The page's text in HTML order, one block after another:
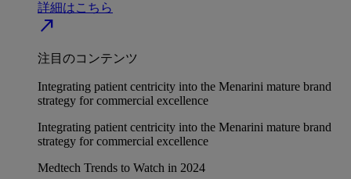
詳細はこちら
north_east
注目のコンテンツ
Integrating patient centricity into the Menarini mature brand
strategy for commercial excellence
Integrating patient centricity into the Menarini mature brand
strategy for commercial excellence
Medtech Trends to Watch in 2024